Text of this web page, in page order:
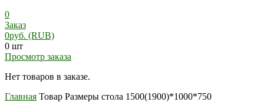
0
Заказ
0руб. (RUB)
0 шт
Просмотр заказа
Нет товаров в заказе.
Главная Товар Размеры стола 1500(1900)*1000*750